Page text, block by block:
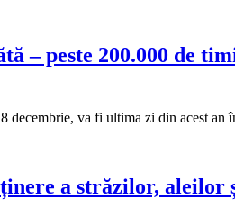
– peste 200.000 de
decembrie, va fi ultima zi din acest an
a străzilor, aleilor